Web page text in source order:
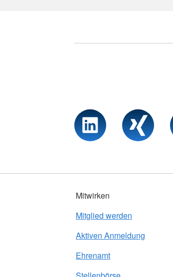
Mitwirken
Mitglied werden
Aktiven Anmeldung
Ehrenamt